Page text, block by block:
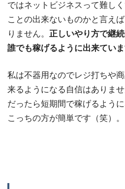
ではネットビジネスって難し
ことの出来ないものかと言え
りません。 正しいやり方で継
誰でも稼げるように出来ていま
私は不器用なのでレジ打ちや
来るようになる自信はありま
だったら短期間で稼げるよう
こっちの方が簡単です（笑）。